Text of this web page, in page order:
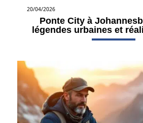
20/04/2026
Ponte City à
légendes urbaines et